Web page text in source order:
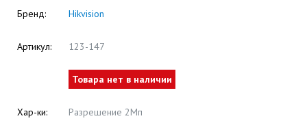
Бренд: Hikvision
Артикул: 123-147
Товара нет в наличии
Хар-ки: Разрешение 2Мп